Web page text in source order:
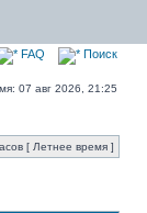
FAQ Поиск
07 авг 2026, 21:25
[ Летнее время ]